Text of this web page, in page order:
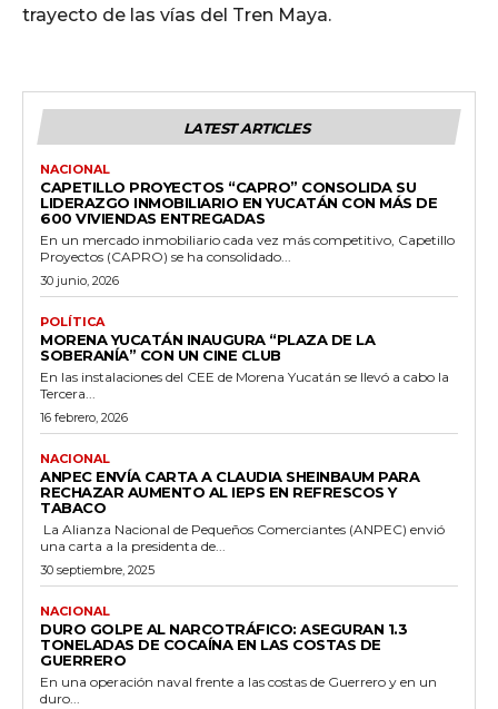
trayecto de las vías del Tren Maya.
LATEST ARTICLES
NACIONAL
CAPETILLO PROYECTOS “CAPRO” CONSOLIDA SU
LIDERAZGO INMOBILIARIO EN YUCATÁN CON MÁS DE
600 VIVIENDAS ENTREGADAS
En un mercado inmobiliario cada vez más competitivo, Capetillo
Proyectos (CAPRO) se ha consolidado...
30 junio, 2026
POLÍTICA
MORENA YUCATÁN INAUGURA “PLAZA DE LA
SOBERANÍA” CON UN CINE CLUB
En las instalaciones del CEE de Morena Yucatán se llevó a cabo la
Tercera...
16 febrero, 2026
NACIONAL
ANPEC ENVÍA CARTA A CLAUDIA SHEINBAUM PARA
RECHAZAR AUMENTO AL IEPS EN REFRESCOS Y
TABACO
La Alianza Nacional de Pequeños Comerciantes (ANPEC) envió
una carta a la presidenta de...
30 septiembre, 2025
NACIONAL
DURO GOLPE AL NARCOTRÁFICO: ASEGURAN 1.3
TONELADAS DE COCAÍNA EN LAS COSTAS DE
GUERRERO
En una operación naval frente a las costas de Guerrero y en un
duro...